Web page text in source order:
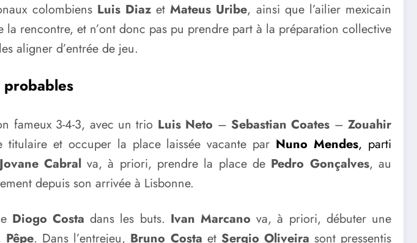
colombiens Luis DiazetMateus Uribe, ainsi que l’ailier mexicain
la rencontre, et n’ont donc pas pu prendre part à la préparation collective
aligner d’entrée de jeu.
probables
fameux 3-4-3, avec un trio Luis Neto – Sebastian Coates –Zouahir
titulaire et occuper la place laissée vacante par Nuno Mendes, parti
Cabralva, à priori, prendre la place de Pedro Gonçalves, au
depuis son arrivée à Lisbonne.
Diogo Costa dans les buts. Ivan Marcano va, à priori, débuter une
Pêpe. Dans l’entrejeu, Bruno Costa et Sergio Oliveira sont pressentis